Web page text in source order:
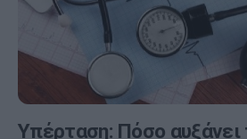
Υπέρταση: Πόσο αυξάνει